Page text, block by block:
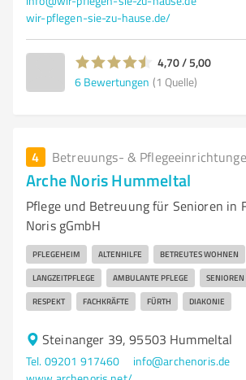
wir-pflegen-sie-zu-hause.de/
4,70 / 5,00
6 Bewertungen (1 Quelle)
4 Betreuungs- &
Arche Noris Hummeltal
Pflege und Betreuung für Senioren in
Noris gGmbH
PFLEGEHEIM ALTENHILFE BETREUTES WOHNEN
LANGZEITPFLEGE AMBULANTE PFLEGE SENIOREN
RESPEKT FACHKRÄFTE FÜRTH DIAKONIE
Steinanger 39, 95503 Hummeltal
Tel. 09201 917460
info@archenoris.de